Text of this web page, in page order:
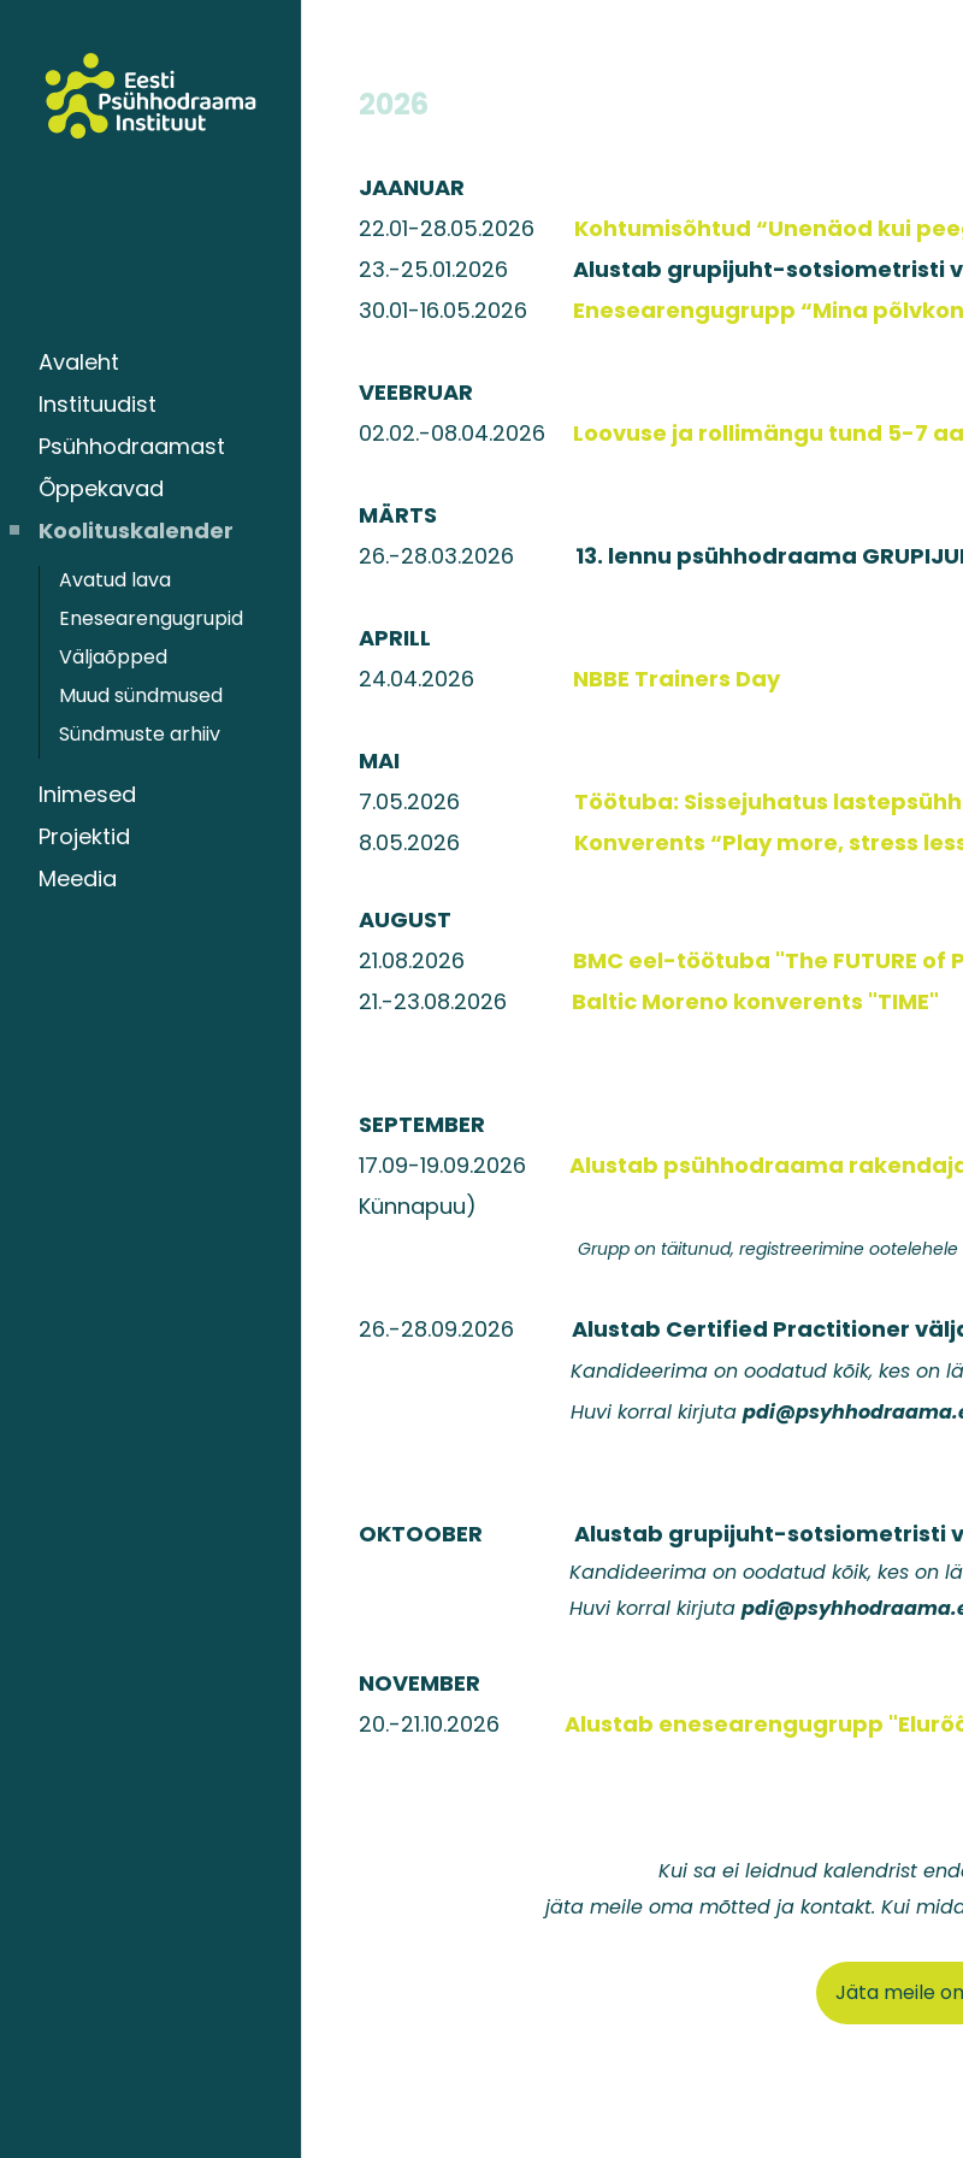
Avaleht
Instituudist
Psühhodraamast
Õppekavad
Koolituskalender
Avatud lava
Enesearengugrupid
Väljaõpped
Muud sündmused
Sündmuste arhiiv
Inimesed
Projektid
Meedia
2026
JAANUAR
22.01-28.05.2026 Kohtumisõhtud “Unenäod kui
23.-25.01.2026 Alustab grupijuht-sotsiometristi
30.01-16.05.2026 Enesearengugrupp “Mina
VEEBRUAR
02.02.-08.04.2026
Loovuse ja rollimängu tund 5-7
MÄRTS
26.-28.03.2026 13. lennu psühhodraama
APRILL
24.04.2026 NBBE Trainers Day
MAI
7.05.2026 Töötuba: Sissejuhatus
8.05.2026 Konverents “Play more, stress
AUGUST
21.08.2026 BMC eel-töötuba "The FUTURE
21.-23.08.2026
Baltic Moreno konverents "TIME"
SEPTEMBER
17.09-19.09.2026 Alustab psühhodraama
Künnapuu)
Grupp on täitunud, registreerimine ootelehele
26.-28.09.2026 Alustab Certified Practitioner
Kandideerima on oodatud kõik, kes on läbinud
Huvi korral kirjuta
OKTOOBER Alustab grupijuht-sotsiometristi
Kandideerima on oodatud kõik, kes on läbinud
Huvi korral kirjuta
NOVEMBER
20.-21.10.2026 Alustab enesearengugrupp
Kui sa ei leidnud kalendrist
jäta meile oma mõtted ja kontakt. Kui
Jäta meile